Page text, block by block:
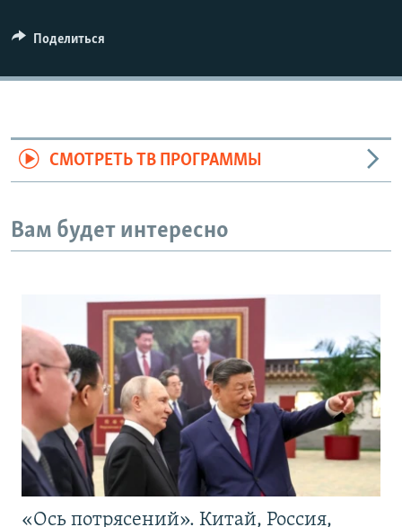
Поделиться
СМОТРЕТЬ ТВ ПРОГРАММЫ
Вам будет интересно
«Ось потрясений». Китай, Россия,